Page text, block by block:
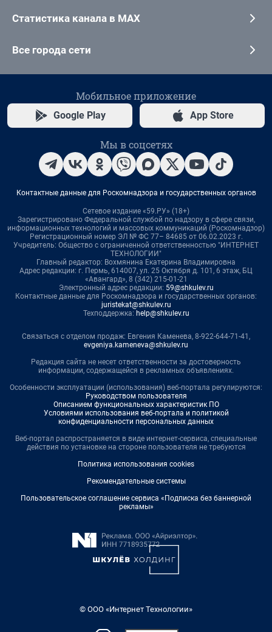
Статистика канала в MAX
Все города сети
Мобильное приложение
Google Play App Store
Мы в соцсетях
Контактные данные для Роскомнадзора и государственных органов
Сетевое издание «59.РУ» (18+)
Зарегистрировано Федеральной службой по надзору в сфере связи,
информационных технологий и массовых коммуникаций (Роскомнадзор)
Регистрационный номер ЭЛ № ФС 77– 84685 от 06.02.2023 г.
Учредитель: Общество с ограниченной ответственностью "ИНТЕРНЕТ
ТЕХНОЛОГИИ"
Главный редактор: Вохмянина Екатерина Владимировна
Адрес редакции: г. Пермь, 614007, ул. 25 Октября д. 101, 6 этаж, БЦ
«Авангард», 8 (342) 215-01-21
Электронный адрес редакции: 59@shkulev.ru
Контактные данные для Роскомнадзора и государственных органов:
juristekat@shkulev.ru
Техподдержка: help@shkulev.ru
Связаться с отделом продаж: Евгения Каменева, 8-922-644-71-41,
evgeniya.kameneva@shkulev.ru
Редакция сайта не несет ответственности за достоверность
информации, содержащейся в рекламных объявлениях.
Особенности эксплуатации (использования) веб-портала регулируются:
Руководством пользователя
Описанием функциональных характеристик ПО
Условиями использования веб-портала и политикой
конфиденциальности персональных данных
Веб-портал распространяется в виде интернет-сервиса, специальные
действия по установке на стороне пользователя не требуются
Политика использования cookies
Рекомендательные системы
Пользовательское соглашение сервиса «Подписка без баннерной
рекламы»
© ООО «Интернет Технологии»